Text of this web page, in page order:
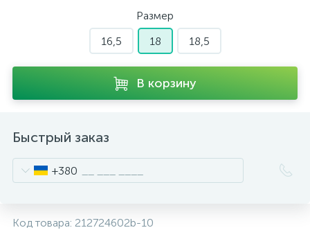
Размер
16,5
18 18,5
В корзину
Быстрый заказ
+380
Код товара: 212724602b-10